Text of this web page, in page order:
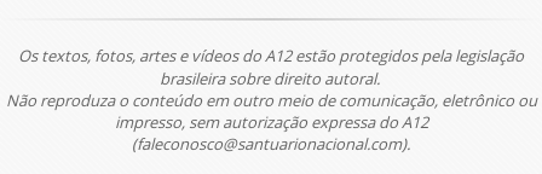
Os textos, fotos, artes e vídeos do A12 estão protegidos pela legislação
brasileira sobre direito autoral.
Não reproduza o conteúdo em outro meio de comunicação, eletrônico ou
impresso, sem autorização expressa do A12
(faleconosco@santuarionacional.com).